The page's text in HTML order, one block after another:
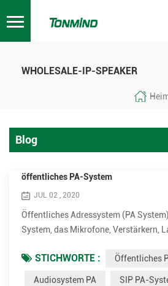
WHOLESALE-IP-SPEAKER
Blog
öffentliches PA-System
JUL 02 , 2020
Öffentliches Adressystem (PA
System, das Mikrofone, Verstärkern,
Volumen (Lautstärke) einer
Musikinstrument oder andere
STICHWORTE : Öffentliches
Audiosystem PA SIP PA-